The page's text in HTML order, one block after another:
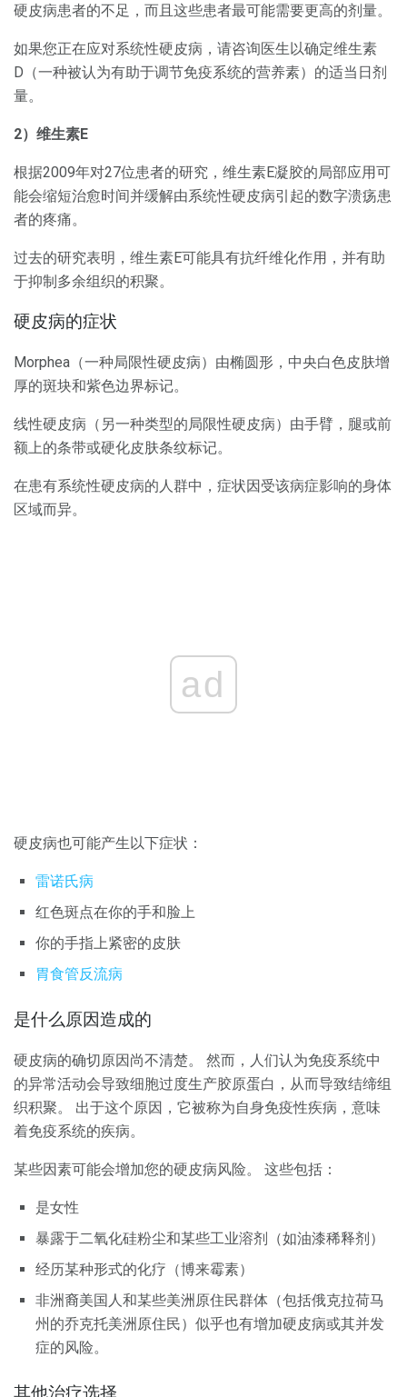
硬皮病患者的不足，而且这些患者最可能需要更高的剂量。
如果您正在应对系统性硬皮病，请咨询医生以确定维生素
D（一种被认为有助于调节免疫系统的营养素）的适当日剂
量。
2）维生素E
根据2009年对27位患者的研究，维生素E凝胶的局部应用可
能会缩短治愈时间并缓解由系统性硬皮病引起的数字溃疡患
者的疼痛。
过去的研究表明，维生素E可能具有抗纤维化作用，并有助
于抑制多余组织的积聚。
硬皮病的症状
Morphea（一种局限性硬皮病）由椭圆形，中央白色皮肤增
厚的斑块和紫色边界标记。
线性硬皮病（另一种类型的局限性硬皮病）由手臂，腿或前
额上的条带或硬化皮肤条纹标记。
在患有系统性硬皮病的人群中，症状因受该病症影响的身体
区域而异。
ad
硬皮病也可能产生以下症状：
雷诺氏病
红色斑点在你的手和脸上
你的手指上紧密的皮肤
胃食管反流病
是什么原因造成的
硬皮病的确切原因尚不清楚。 然而，人们认为免疫系统中
的异常活动会导致细胞过度生产胶原蛋白，从而导致结缔组
织积聚。 出于这个原因，它被称为自身免疫性疾病，意味
着免疫系统的疾病。
某些因素可能会增加您的硬皮病风险。 这些包括：
是女性
暴露于二氧化硅粉尘和某些工业溶剂（如油漆稀释剂）
经历某种形式的化疗（博来霉素）
非洲裔美国人和某些美洲原住民群体（包括俄克拉荷马
州的乔克托美洲原住民）似乎也有增加硬皮病或其并发
症的风险。